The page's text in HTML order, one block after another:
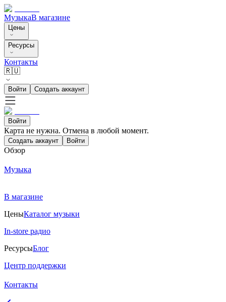
МузыкаВ магазине
Цены
Ресурсы
Контакты
🇷🇺
Войти Создать аккаунт
Войти
Карта не нужна. Отмена в любой момент.
Создать аккаунт Войти
Обзор
Музыка
В магазине
ЦеныКаталог музыки
In-store радио
РесурсыБлог
Центр поддержки
Контакты